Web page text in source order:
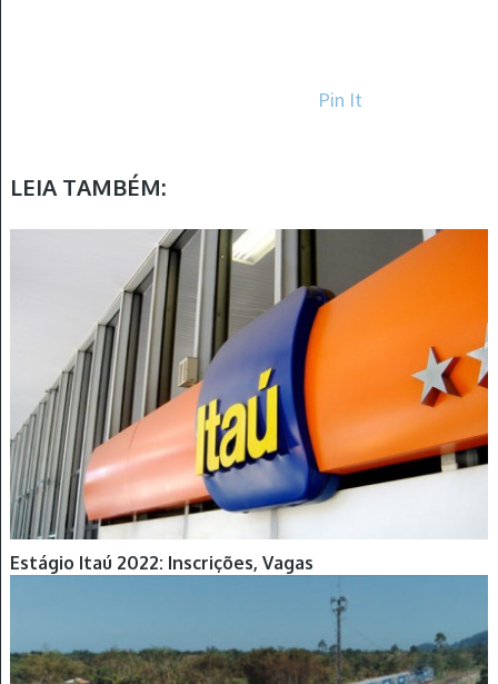
Pin It
LEIA TAMBÉM:
Estágio Itaú 2022: Inscrições, Vagas